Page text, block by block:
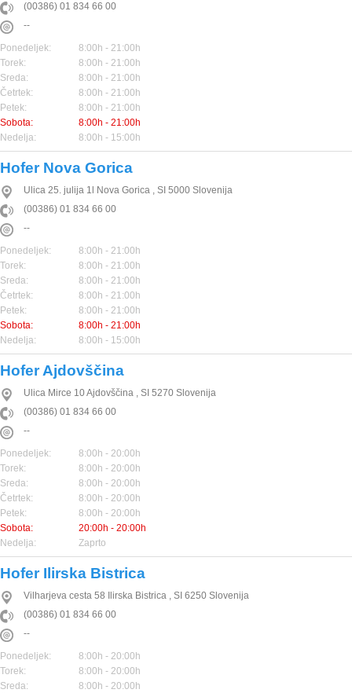
(00386) 01 834 66 00
--
Ponedeljek:
8:00h - 21:00h
Torek:
8:00h - 21:00h
Sreda:
8:00h - 21:00h
Četrtek:
8:00h - 21:00h
Petek:
8:00h - 21:00h
Sobota:
8:00h - 21:00h
Nedelja:
8:00h - 15:00h
Hofer Nova Gorica
Ulica 25. julija 1l Nova Gorica , SI 5000 Slovenija
(00386) 01 834 66 00
--
Ponedeljek:
8:00h - 21:00h
Torek:
8:00h - 21:00h
Sreda:
8:00h - 21:00h
Četrtek:
8:00h - 21:00h
Petek:
8:00h - 21:00h
Sobota:
8:00h - 21:00h
Nedelja:
8:00h - 15:00h
Hofer Ajdovščina
Ulica Mirce 10Ajdovščina , SI 5270 Slovenija
(00386) 01 834 66 00
--
Ponedeljek:
8:00h - 20:00h
Torek:
8:00h - 20:00h
Sreda:
8:00h - 20:00h
Četrtek:
8:00h - 20:00h
Petek:
8:00h - 20:00h
Sobota:
20:00h - 20:00h
Nedelja:
Zaprto
Hofer Ilirska Bistrica
Vilharjeva cesta 58 Ilirska Bistrica , SI 6250 Slovenija
(00386) 01 834 66 00
--
Ponedeljek:
8:00h - 20:00h
Torek:
8:00h - 20:00h
Sreda:
8:00h - 20:00h